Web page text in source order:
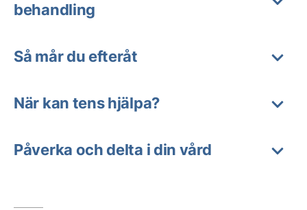
behandling
Så mår du efteråt
När kan tens hjälpa?
Påverka och delta i din vård